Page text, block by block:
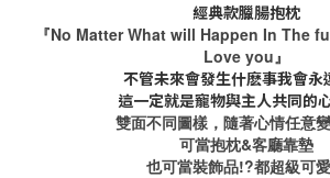
經典款臘腸抱枕
『No Matter What will Happen In The
Love you』
不管未來會發生什麽事我會永
這一定就是寵物與主人共同的
雙面不同圖樣，隨著心情任意
可當抱枕&客廳靠墊
也可當裝飾品!?都超級可